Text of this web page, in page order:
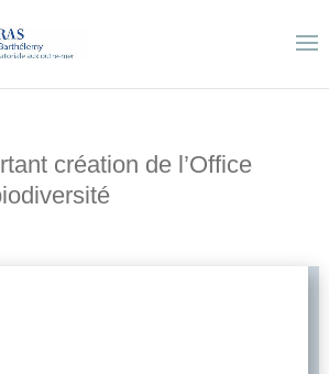
création de l’Office